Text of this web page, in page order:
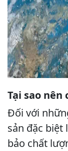
Tại sao
Đối với
sản đặc biệt
bảo chất